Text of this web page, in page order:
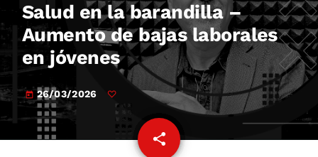
Salud en la barandilla –
Aumento de bajas laborales
en jóvenes
today 26/03/2026
share
email